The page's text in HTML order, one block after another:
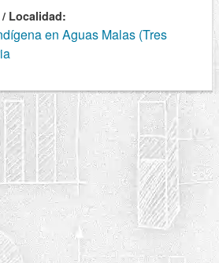
Localidad:
en Aguas Malas (Tres